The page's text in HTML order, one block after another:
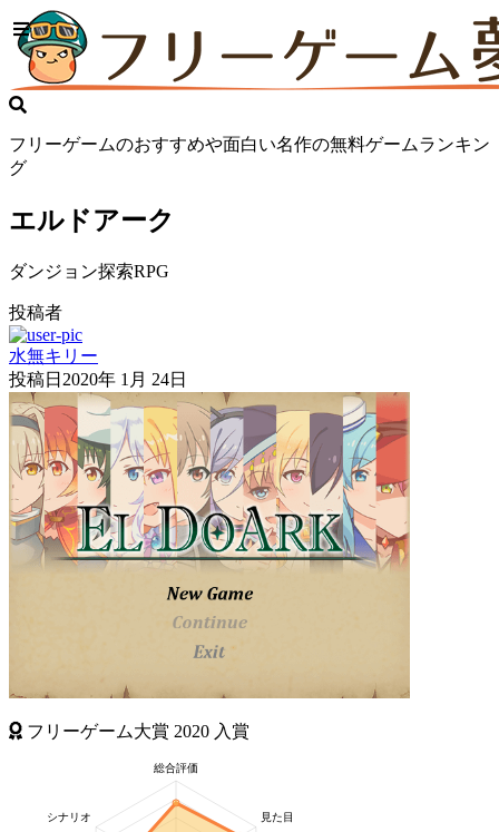
フリーゲームのおすすめや面白い名作の無料ゲームランキン
グ
エルドアーク
ダンジョン探索RPG
投稿者
水無キリー
投稿日 2020年 1月 24日
フリーゲーム大賞 2020 入賞